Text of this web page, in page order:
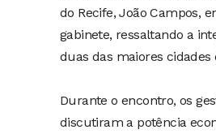
do Recife, João Campos,
gabinete, ressaltando a
duas das maiores cidades
Durante o encontro, os
discutiram a potência